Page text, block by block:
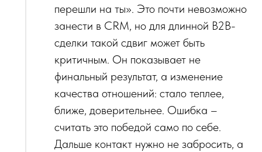
перешли на ты». Это почти невозможно
занести в CRM, но для длинной B2B-
сделки такой сдвиг может быть
критичным. Он показывает не
финальный результат, а изменение
качества отношений: стало теплее,
ближе, доверительнее. Ошибка –
считать это победой само по себе.
Дальше контакт нужно не забросить, а